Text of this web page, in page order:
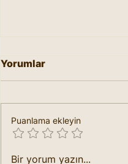
Marifetname Bedenin
Yorumlar
Puanlama ekleyin
Bir yorum yazın...